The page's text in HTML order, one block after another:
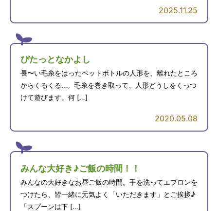
2025.11.25
ぴたっとなかよし
長〜い毛糸をはったペットボトルの人形を、離れたところ
からくるくる…。毛糸を巻き取って、人形どうしをくっつ
けて遊びます。何 […]
2020.05.08
みんな大好き♪ご飯の時間！！
みんなの大好きなお昼ご飯の時間。手を洗ってエプロンを
つけたら、皆一緒に元気よく「いただきます」とご挨拶♪
「スプーンは下 […]